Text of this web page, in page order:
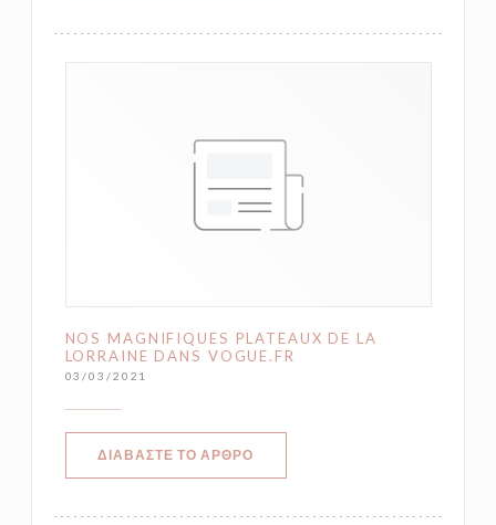
NOS MAGNIFIQUES PLATEAUX DE LA
LORRAINE DANS VOGUE.FR
03/03/2021
ΔΙΑΒΆΣΤΕ ΤΟ ΆΡΘΡΟ